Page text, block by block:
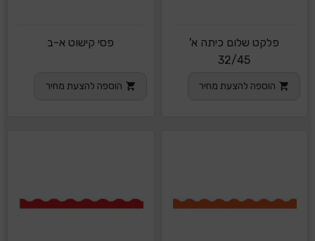
פלקט שלום כיתה א'
32/45
הוספה להצעת מחיר
פסי קישוט א-ב
הוספה להצעת מחיר